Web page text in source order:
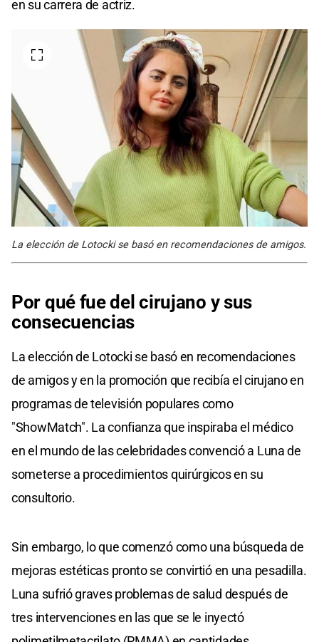
en su carrera de actriz.
La elección de Lotocki se basó en recomendaciones de amigos.
Por qué fue del cirujano y sus
consecuencias
La elección de Lotocki se basó en recomendaciones
de amigos y en la promoción que recibía el cirujano en
programas de televisión populares como
"ShowMatch". La confianza que inspiraba el médico
en el mundo de las celebridades convenció a Luna de
someterse a procedimientos quirúrgicos en su
consultorio.
Sin embargo, lo que comenzó como una búsqueda de
mejoras estéticas pronto se convirtió en una pesadilla.
Luna sufrió graves problemas de salud después de
tres intervenciones en las que se le inyectó